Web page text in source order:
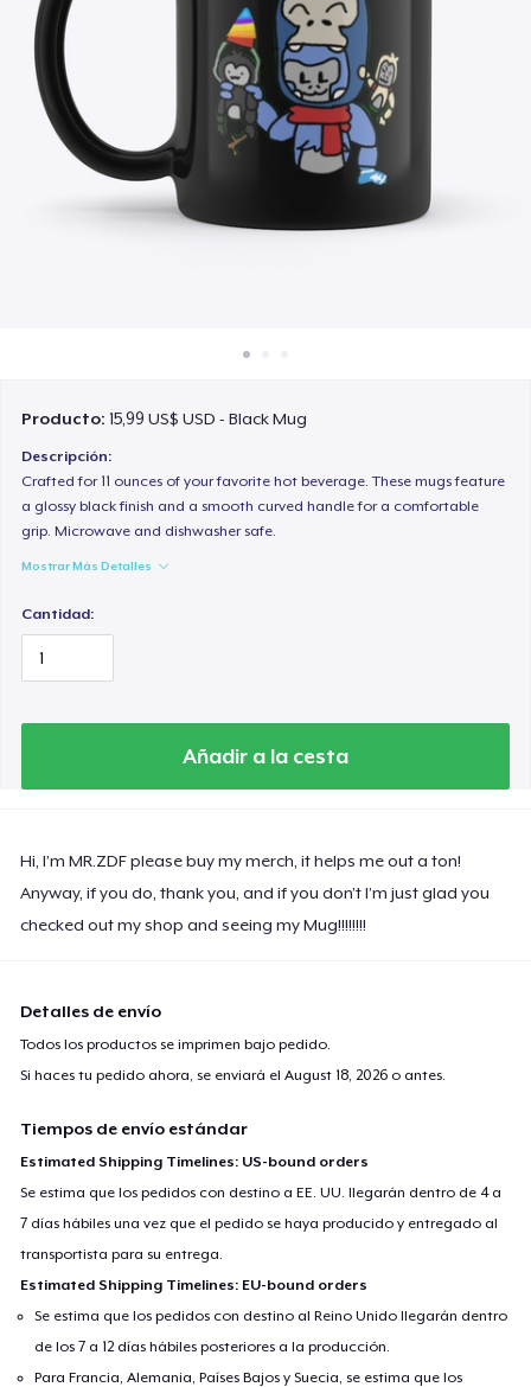
Venda en todas partes
Venda lo que sea
Producto:15,99 US$ USD - Black Mug
Descripción:
Crafted for 11 ounces of your favorite hot beverage. These mugs feature
a glossy black finish and a smooth curved handle for a comfortable
grip. Microwave and dishwasher safe.
Mostrar Más Detalles
Cantidad:
Añadir a la cesta
Hi, I’m MR.ZDF please buy my merch, it helps me out a ton!
Anyway, if you do, thank you, and if you don’t I’m just glad you
checked out my shop and seeing my Mug!!!!!!!!
Detalles de envío
Todos los productos se imprimen bajo pedido.
Si haces tu pedido ahora, se enviará elAugust 18, 2026 o antes.
Tiempos de envío estándar
Estimated Shipping Timelines: US-bound orders
Se estima que los pedidos con destino a EE. UU. llegarán dentro de 4 a
7 días hábiles una vez que el pedido se haya producido y entregado al
transportista para su entrega.
Estimated Shipping Timelines: EU-bound orders
Se estima que los pedidos con destino al Reino Unido llegarán dentro
de los 7 a 12 días hábiles posteriores a la producción.
Para Francia, Alemania, Países Bajos y Suecia, se estima que los